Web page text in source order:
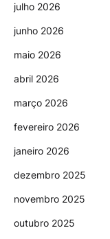
julho 2026
junho 2026
maio 2026
abril 2026
março 2026
fevereiro 2026
janeiro 2026
dezembro 2025
novembro 2025
outubro 2025